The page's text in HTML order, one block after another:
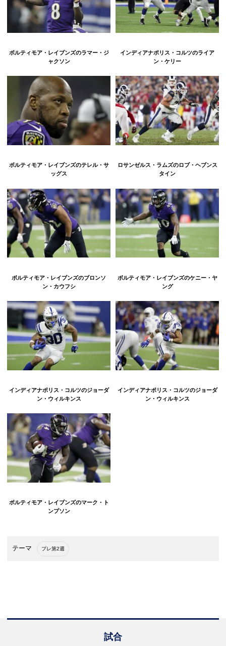
ボルティモア・レイブンズのラマー・ジ
ャクソン
インディアナポリス・コルツのライア
ン・ケリー
ボルティモア・レイブンズのテレル・サ
ッグス
ロサンゼルス・ラムズのロブ・ヘブンス
タイン
ボルティモア・レイブンズのブロンソ
ン・カウフシ
ボルティモア・レイブンズのケニー・ヤ
ング
インディアナポリス・コルツのジョーダ
ン・ウィルキンス
インディアナポリス・コルツのジョーダ
ン・ウィルキンス
ボルティモア・レイブンズのマーク・ト
ンプソン
テーマ プレ第2週
試合